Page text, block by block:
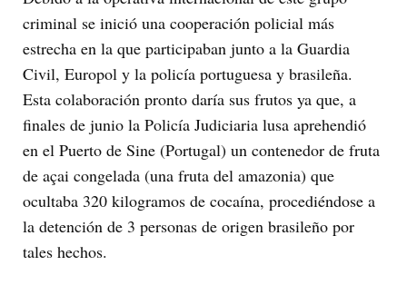
criminal se inició una cooperación policial más
estrecha en la que participaban junto a la Guardia
Civil, Europol y la policía portuguesa y brasileña.
Esta colaboración pronto daría sus frutos ya que, a
finales de junio la Policía Judiciaria lusa aprehendió
en el Puerto de Sine (Portugal) un contenedor de fruta
de açai congelada (una fruta del amazonia) que
ocultaba 320 kilogramos de cocaína, procediéndose a
la detención de 3 personas de origen brasileño por
tales hechos.